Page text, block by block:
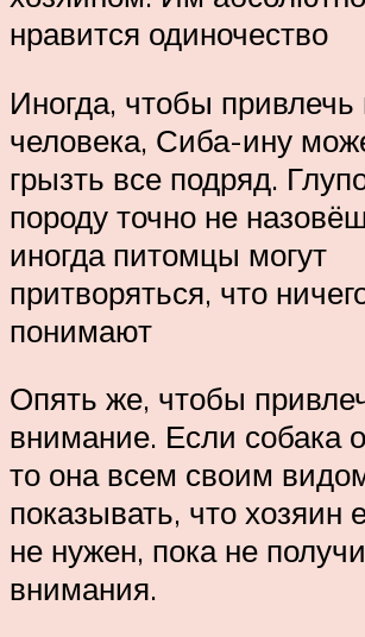
нравится одиночество
Иногда, чтобы
человека, Сиба-ину
грызть все подряд.
породу точно не
иногда питомцы могут
притворяться, что
понимают
Опять же, чтобы
внимание. Если собака
то она всем своим
показывать, что хозяин
не нужен, пока не
внимания.